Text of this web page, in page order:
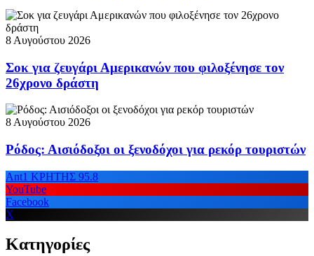
8 Αυγούστου 2026
Σοκ για ζευγάρι Αμερικανών που φιλοξένησε τον
26χρονο δράστη
8 Αυγούστου 2026
Ρόδος: Αισιόδοξοι οι ξενοδόχοι για ρεκόρ τουριστών
Ant1 ΚΡΗΤΗΣ 95.8
YouTube
Facebook
X
Κατηγορίες